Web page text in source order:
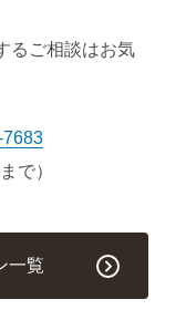
るご相談はお気
で）
一覧